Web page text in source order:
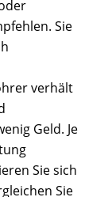
Sie
verhält
Geld. Je
Sie sich
Sie